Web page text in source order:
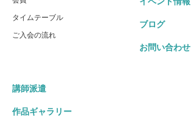
タイムテーブル
ご入会の流れ
ブログ
お問い合わせ
講師派遣
作品ギャラリー